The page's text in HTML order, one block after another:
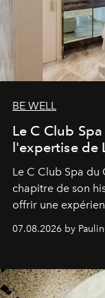
BE WELL
Le C Club
l'expertise de
Le C Club Spa du
chapitre de son
offrir une
expertise se
07.08.2026 by